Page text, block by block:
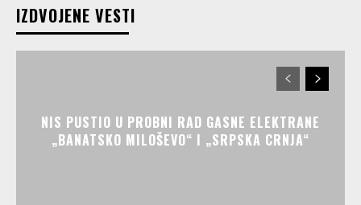
IZDVOJENE VESTI
NIS PUSTIO U PROBNI RAD GASNE ELEKTRANE
„BANATSKO MILOŠEVO“ I „SRPSKA CRNJA“